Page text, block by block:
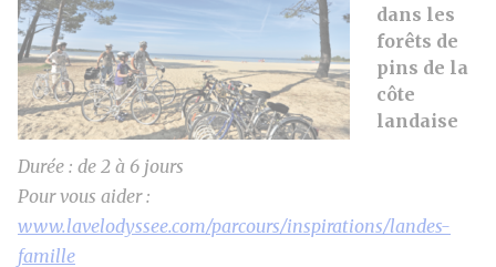
dans les
forêts de
pins de la
côte
landaise
Durée : de 2 à 6 jours
Pour vous aider :
www.lavelodyssee.com/parcours/inspirations/landes-
famille